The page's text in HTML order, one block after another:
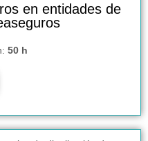
en entidades de
50 h